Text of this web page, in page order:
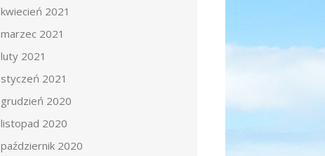
kwiecień 2021
marzec 2021
luty 2021
styczeń 2021
grudzień 2020
listopad 2020
październik 2020